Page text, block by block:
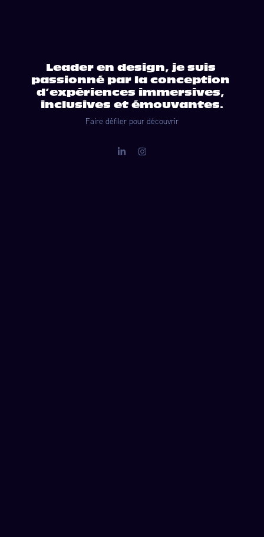
Leader en design, je suis
passionné par la conception
d’expériences immersives,
inclusives et émouvantes.
Faire défiler pour découvrir